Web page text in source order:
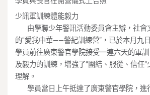
少訊軍訓練體能毅力
由學聯少年警訊活動委員會主辦，社會
的“愛我中華——警紀訓練營”，已於本月九
學員前往廣東警官學院接受一連六天的軍
及毅力的訓練，增強了“團結、服從、信任
理解。
學員當日上午抵達了廣東警官學院，進